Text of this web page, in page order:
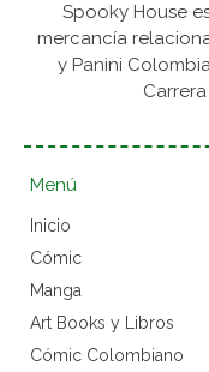
Spooky House
mercancía
y Panini
Menú
Inicio
Cómic
Manga
Art Books y Libros
Cómic Colombiano